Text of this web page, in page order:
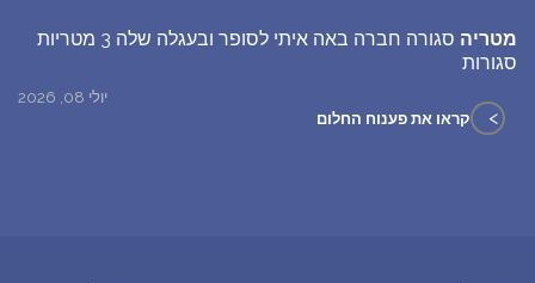
מטריה
סגורה חברה באה איתי לסופר ובעגלה שלה 3 מטריות
סגורות
יולי 08, 2026
> קראו את פענוח החלום